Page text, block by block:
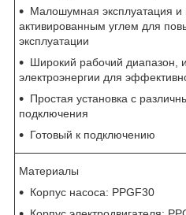
Малошумная эксплуатация и
активированным углем для
эксплуатации
Широкий рабочий диапазон,
электроэнергии для
Простая установка с
подключения
Готовый к подключению
Материалы
Корпус насоса: PPGF30